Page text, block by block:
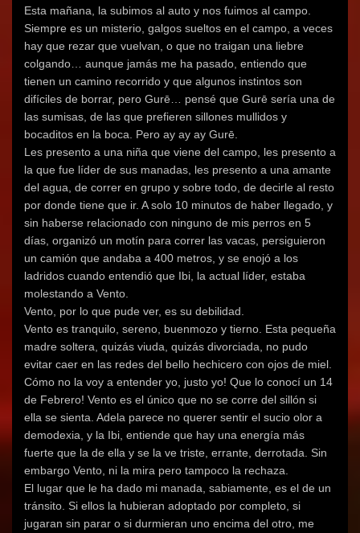
Esta mañana, la subimos al auto y nos fuimos al campo.
Siempre es un misterio, galgos sueltos en el campo, a veces
hay que rezar que vuelvan, o que no traigan una liebre
colgando… aunque jamás me ha pasado, entiendo que
tienen un camino recorrido y que algunos instintos son
difíciles de borrar, pero Gurē… pensé que Gurē sería una de
las sumisas, de las que prefieren sillones mullidos y
bocaditos en la boca. Pero ay ay ay Gurē.
Les presento a una niña que viene del campo, les presento a
la que fue líder de sus manadas, les presento a una amante
del agua, de correr en grupo y sobre todo, de decirle al resto
por donde tiene que ir. A solo 10 minutos de haber llegado, y
sin haberse relacionado con ninguno de mis perros en 5
días, organizó un motín para correr las vacas, persiguieron
un camión que andaba a 400 metros, y se enojó a los
ladridos cuando entendió que Ibi, la actual líder, estaba
molestando a Vento.
Vento, por lo que pude ver, es su debilidad.
Vento es tranquilo, sereno, buenmozo y tierno. Esta pequeña
madre soltera, quizás viuda, quizás divorciada, no pudo
evitar caer en las redes del bello hechicero con ojos de miel.
Cómo no la voy a entender yo, justo yo! Que lo conocí un 14
de Febrero! Vento es el único que no se corre del sillón si
ella se sienta. Adela parece no querer sentir el sucio olor a
demodexia, y la Ibi, entiende que hay una energía más
fuerte que la de ella y se la ve triste, errante, derrotada. Sin
embargo Vento, ni la mira pero tampoco la rechaza.
El lugar que le ha dado mi manada, sabiamente, es el de un
tránsito. Si ellos la hubieran adoptado por completo, si
jugaran sin parar o si durmieran uno encima del otro, me